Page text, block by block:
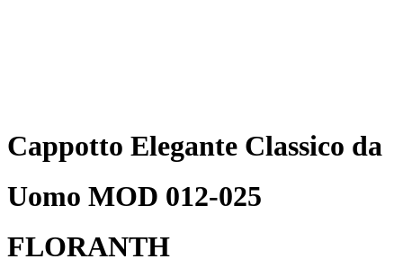
Cappotto Elegante Classico da
Uomo MOD 012-025
FLORANTH